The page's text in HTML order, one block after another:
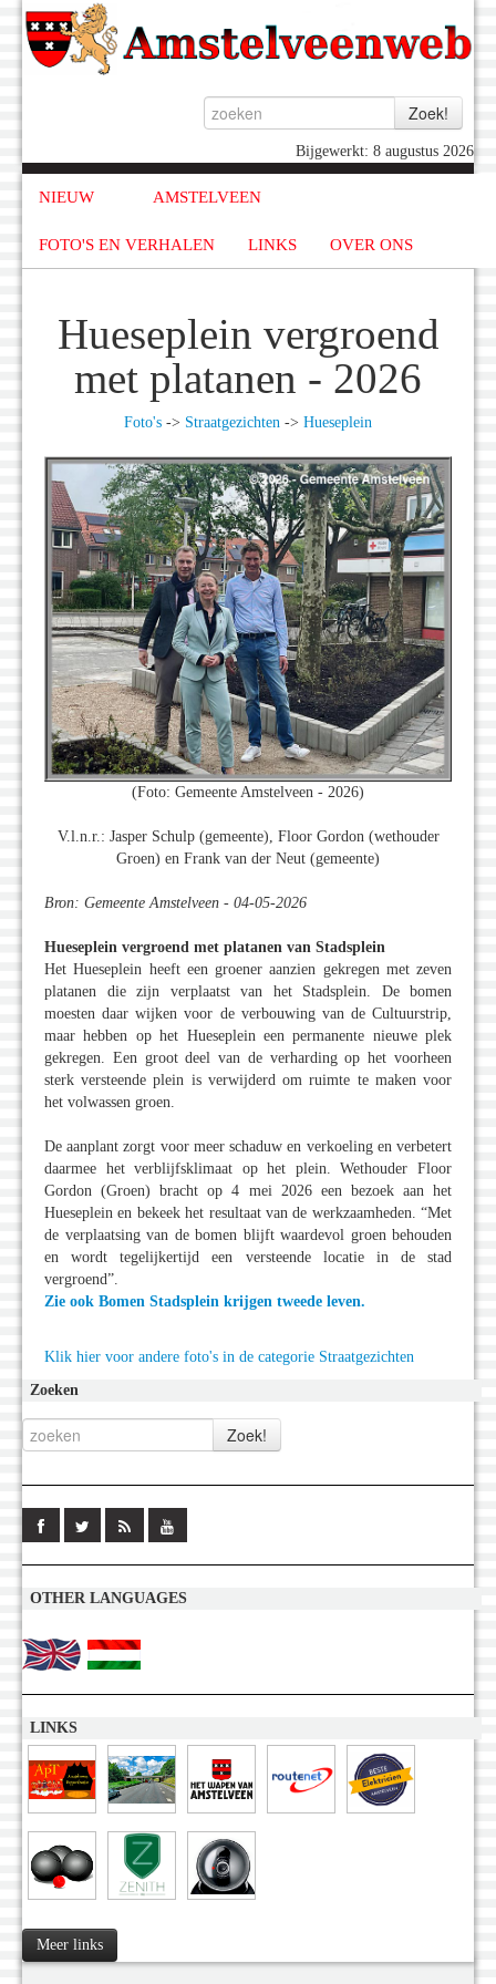
Bijgewerkt: 8 augustus 2026
NIEUW AMSTELVEEN
FOTO'S EN VERHALEN LINKS OVER ONS
Hueseplein vergroend
met platanen - 2026
Foto's -> Straatgezichten -> Hueseplein
(Foto: Gemeente Amstelveen - 2026)
V.l.n.r.: Jasper Schulp (gemeente), Floor Gordon (wethouder
Groen) en Frank van der Neut (gemeente)
Bron: Gemeente Amstelveen - 04-05-2026
Hueseplein vergroend met platanen van Stadsplein
Het Hueseplein heeft een groener aanzien gekregen met zeven
platanen die zijn verplaatst van het Stadsplein. De bomen
moesten daar wijken voor de verbouwing van de Cultuurstrip,
maar hebben op het Hueseplein een permanente nieuwe plek
gekregen. Een groot deel van de verharding op het voorheen
sterk versteende plein is verwijderd om ruimte te maken voor
het volwassen groen.
De aanplant zorgt voor meer schaduw en verkoeling en verbetert
daarmee het verblijfsklimaat op het plein. Wethouder Floor
Gordon (Groen) bracht op 4 mei 2026 een bezoek aan het
Hueseplein en bekeek het resultaat van de werkzaamheden. “Met
de verplaatsing van de bomen blijft waardevol groen behouden
en wordt tegelijkertijd een versteende locatie in de stad
vergroend”.
Zie ook Bomen Stadsplein krijgen tweede leven.
Klik hier voor andere foto's in de categorie Straatgezichten
Zoeken
OTHER LANGUAGES
LINKS
Meer links